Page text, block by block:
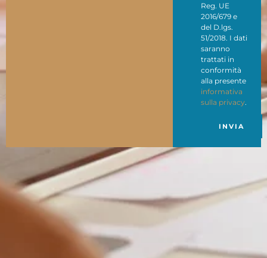
Reg. UE
2016/679 e
del D.lgs.
51/2018. I dati
saranno
trattati in
conformità
alla presente
informativa
sulla privacy.
INVIA